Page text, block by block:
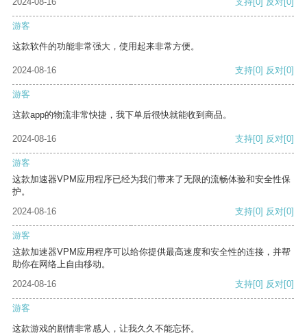
游客
这款软件的功能非常强大，使用起来非常方便。
2024-08-16 支持[0] 反对[0]
游客
这款app的物流非常快捷，我下单后很快就能收到商品。
2024-08-16 支持[0] 反对[0]
游客
这款加速器VPM应用程序已经为我们带来了无限的流畅体验和安全性保
护。
2024-08-16
支持[0] 反对[0]
游客
这款加速器VPM应用程序可以给你提供最高速度和安全性的连接，并帮
助你在网络上自由移动。
2024-08-16
支持[0] 反对[0]
游客
这款游戏的剧情非常感人，让我久久不能忘怀。